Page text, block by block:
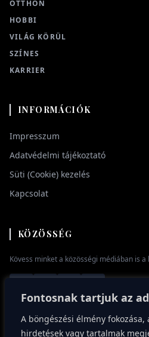
Fontosnak tartjuk az
A böngészési élmény
hirdetések vagy tartalmak
OTTHON
HOBBI
VILÁG KÖRÜL
SZÍNES
KARRIER
INFORMÁCIÓK
Impresszum
Adatvédelmi tájékoztató
Süti (Cookie) kezelés
Kapcsolat
KÖZÖSSÉG
Kövess minket a közösségi médiában is